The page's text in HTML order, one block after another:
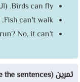
Birds can fly. (الطيور تستطيع الطيران)
Fish can't walk. (الأسماك لا تستطيع المشي)
No, it can't.
تمرين (Complete the sentences):